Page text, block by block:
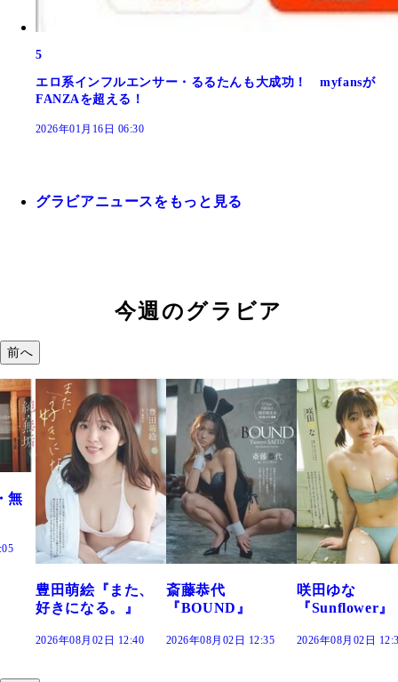
5
エロ系インフルエンサー・るるたんも大成功！ myfansが
FANZAを超える！
2026年01月16日 06:30
グラビアニュースをもっと見る
今週のグラビア
前へ
斎藤恭代
『BOUND』
2026年08月02日 12:35
咲田ゆな
『Sunflower』
2026年08月02日 12:30
藤水咲桜『花
だまり』
2026年08月02日